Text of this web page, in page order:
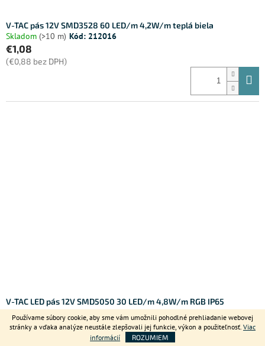
Používame súbory cookie, aby sme vám umožnili pohodlné prehliadanie webovej
stránky a vďaka analýze neustále zlepšovali jej funkcie, výkon a použiteľnosť. Viac
informácií
ROZUMIEM
V-TAC pás 12V SMD3528 60 LED/m 4,2W/m teplá biela
Skladom (>10 m) Kód: 212016
€1,08
(€0,88 bez DPH)
V-TAC LED pás 12V SMD5050 30 LED/m 4,8W/m RGB IP65
Skladom(>10 m) Kód:2118
€1,11